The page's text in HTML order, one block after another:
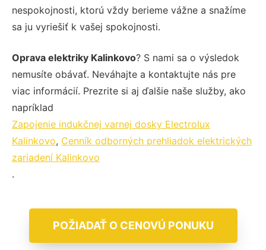
nespokojnosti, ktorú vždy berieme vážne a snažíme
sa ju vyriešiť k vašej spokojnosti.
Oprava elektriky Kalinkovo? S nami sa o výsledok
nemusíte obávať. Neváhajte a kontaktujte nás pre
viac informácií. Prezrite si aj ďalšie naše služby, ako
napríklad
Zapojenie indukčnej varnej dosky Electrolux
Kalinkovo, Cenník odborných prehliadok elektrických
zariadení Kalinkovo
.
POŽIADAŤ O CENOVÚ PONUKU